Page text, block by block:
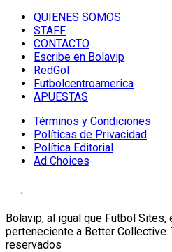
QUIENES SOMOS
STAFF
CONTACTO
Escribe en Bolavip
RedGol
Futbolcentroamerica
APUESTAS
Términos y Condiciones
Políticas de Privacidad
Política Editorial
Ad Choices
Bolavip, al igual que Futbol Sites,
perteneciente a Better
reservados